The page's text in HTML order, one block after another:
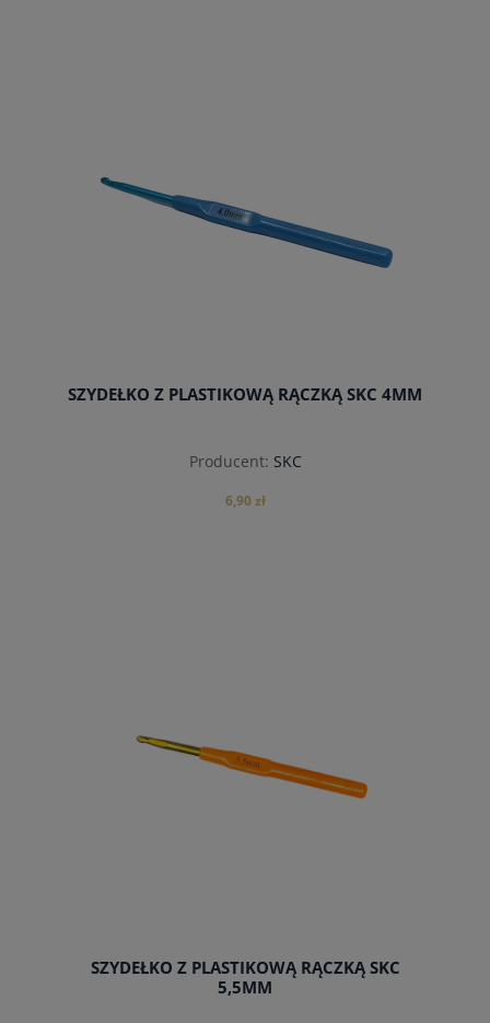
SZYDEŁKO Z PLASTIKOWĄ RĄCZKĄ SKC 4MM
Producent: SKC
6,90 zł
SZYDEŁKO Z PLASTIKOWĄ RĄCZKĄ SKC
5,5MM